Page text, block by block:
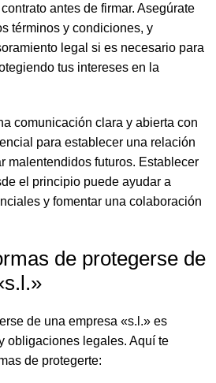
antes de firmar. Asegúrate
términos y condiciones, y
legal si es necesario para
tus intereses en la
comunicación clara y abierta con
para establecer una relación
malentendidos futuros. Establecer
el principio puede ayudar a
y fomentar una colaboración
de protegerse de
de una empresa «s.l.» es
obligaciones legales. Aquí te
de protegerte: